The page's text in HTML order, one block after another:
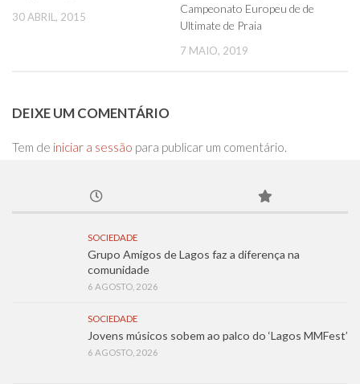
30 ABRIL, 2015
Campeonato Europeu de de
Ultimate de Praia
7 MAIO, 2019
DEIXE UM COMENTÁRIO
Tem de iniciar a sessão para publicar um comentário.
SOCIEDADE
Grupo Amigos de Lagos faz a diferença na
comunidade
6 AGOSTO, 2026
SOCIEDADE
Jovens músicos sobem ao palco do ‘Lagos MMFest’
6 AGOSTO, 2026